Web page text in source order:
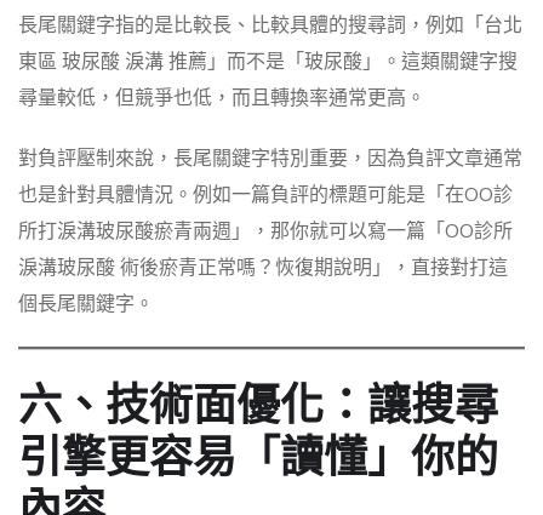
長尾關鍵字指的是比較長、比較具體的搜尋詞，例如「台北
東區 玻尿酸 淚溝 推薦」而不是「玻尿酸」。這類關鍵字搜
尋量較低，但競爭也低，而且轉換率通常更高。
對負評壓制來說，長尾關鍵字特別重要，因為負評文章通常
也是針對具體情況。例如一篇負評的標題可能是「在OO診
所打淚溝玻尿酸瘀青兩週」，那你就可以寫一篇「OO診所
淚溝玻尿酸 術後瘀青正常嗎？恢復期說明」，直接對打這
個長尾關鍵字。
六、技術面優化：讓搜尋
引擎更容易「讀懂」你的